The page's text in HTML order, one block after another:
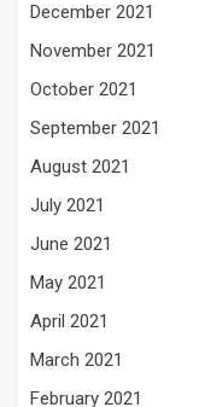
December 2021
November 2021
October 2021
September 2021
August 2021
July 2021
June 2021
May 2021
April 2021
March 2021
February 2021